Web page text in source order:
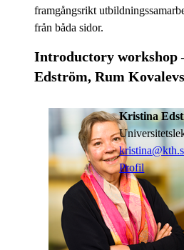
framgångsrikt
från båda sidor.
Introductory workshop
Edström, Rum
Kristina
Profil